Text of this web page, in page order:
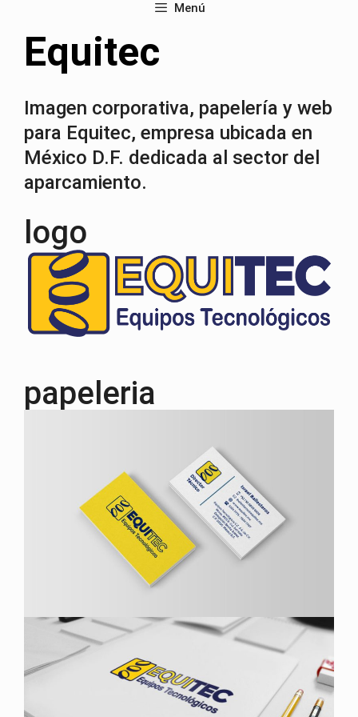
Menú
Equitec
Imagen corporativa, papelería y web
para Equitec, empresa ubicada en
México D.F. dedicada al sector del
aparcamiento.
logo
papeleria